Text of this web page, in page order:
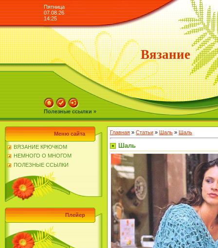
Пятница
07.08.26
14:25
Вязание
Полезные ссылки »
Меню сайта
ВЯЗАНИЕ КРЮЧКОМ
НЕМНОГО О МНОГОМ
ПОЛЕЗНЫЕ ССЫЛКИ
Плейер
Главная » Статьи » Шаль » Шаль
Шаль